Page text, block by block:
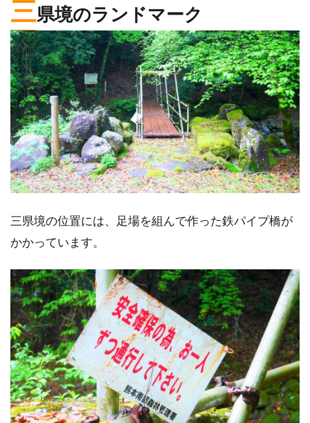
三県境のランドマーク
三県境の位置には、足場を組んで作った鉄パイプ橋が
かかっています。